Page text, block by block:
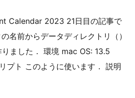
Calendar 2023 21日目の記事で
名前からデータディレクトリ（）
ました． 環境 mac OS: 13.5
プト このように使います． 説明